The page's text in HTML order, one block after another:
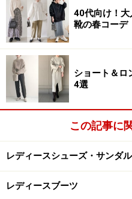
40代向け！大
靴の春コーデ
ショート＆ロ
4選
この記事に
レディースシューズ・サンダル
レディースブーツ